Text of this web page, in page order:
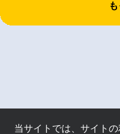
当サイトでは、サイト